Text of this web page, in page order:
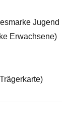
Jugend
Erwachsene)